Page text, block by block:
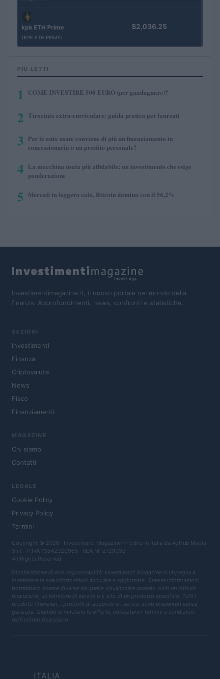
kpk ETH Prime
(KPK ETH PRIME)
$2,036.25
PIÙ LETTI
1 COME INVESTIRE 500 EURO (per guadagnare)?
2 Tirocinio extra-curriculare: guida pratica per laureati
3 Per le auto usate conviene di più un finanziamento in
concessionaria o un prestito personale?
4 La macchina usata più affidabile: un investimento che esige
ponderazione
5 Mercati in leggero calo, Bitcoin domina con il 56,2%
Investimentimagazine.it, il nuovo portale nel mondo della
finanza. Approfondimenti, news, confronti e statistiche.
SEZIONI
Investimenti
Finanza
Criptovalute
News
Fisco
Finanziamenti
MAGAZINE
Chi siamo
Contatti
LEGALE
Cookie Policy
Privacy Policy
Termini
Copyright © 2026 · Investimenti Magazine — Edito in Italia da AdHub Media
S.r.l. · P.IVA 13542920965 · REA MI 2729933
All Rights Reserved
Dichiarazione di non responsabilità: Investimenti Magazine si impegna a
mantenere le sue informazioni accurate e aggiornate. Queste informazioni
potrebbero essere diverse da quelle visualizzate quando visiti un istituto
finanziario, un fornitore di servizi o il sito di un prodotto specifico. Tutti i
prodotti finanziari, i prodotti di acquisto e i servizi sono presentati senza
garanzia. Quando si valutano le offerte, consultare i Termini e condizioni
dell'istituto finanziario.
ITALIA